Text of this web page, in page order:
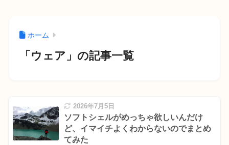
ホーム
「ウェア」の記事一覧
2026年7月5日
ソフトシェルがめっちゃ欲しいんだけ
ど、イマイチよくわからないのでまとめ
てみた